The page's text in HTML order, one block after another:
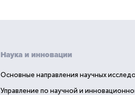
Наука и инновации
Основные направления научных
Управление по научной и